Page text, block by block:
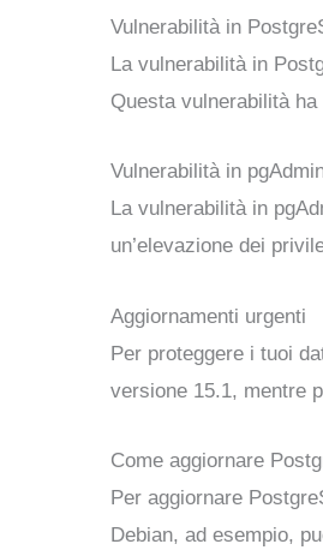
Vulnerabilità in
La vulnerabilità in
Questa vulnerabilità
Vulnerabilità in
La vulnerabilità in
un’elevazione dei
Aggiornamenti urgenti
Per proteggere i tuoi
versione 15.1, mentre
Come aggiornare
Per aggiornare
Debian, ad esempio,